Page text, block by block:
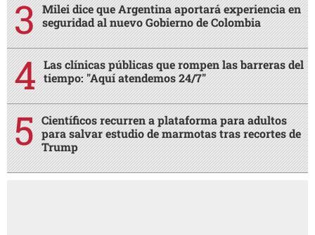
Milei dice que Argentina aportará experiencia en
seguridad al nuevo Gobierno de Colombia
Las clínicas públicas que rompen las barreras del
tiempo: "Aquí atendemos 24/7"
Científicos recurren a plataforma para adultos
para salvar estudio de marmotas tras recortes de
Trump